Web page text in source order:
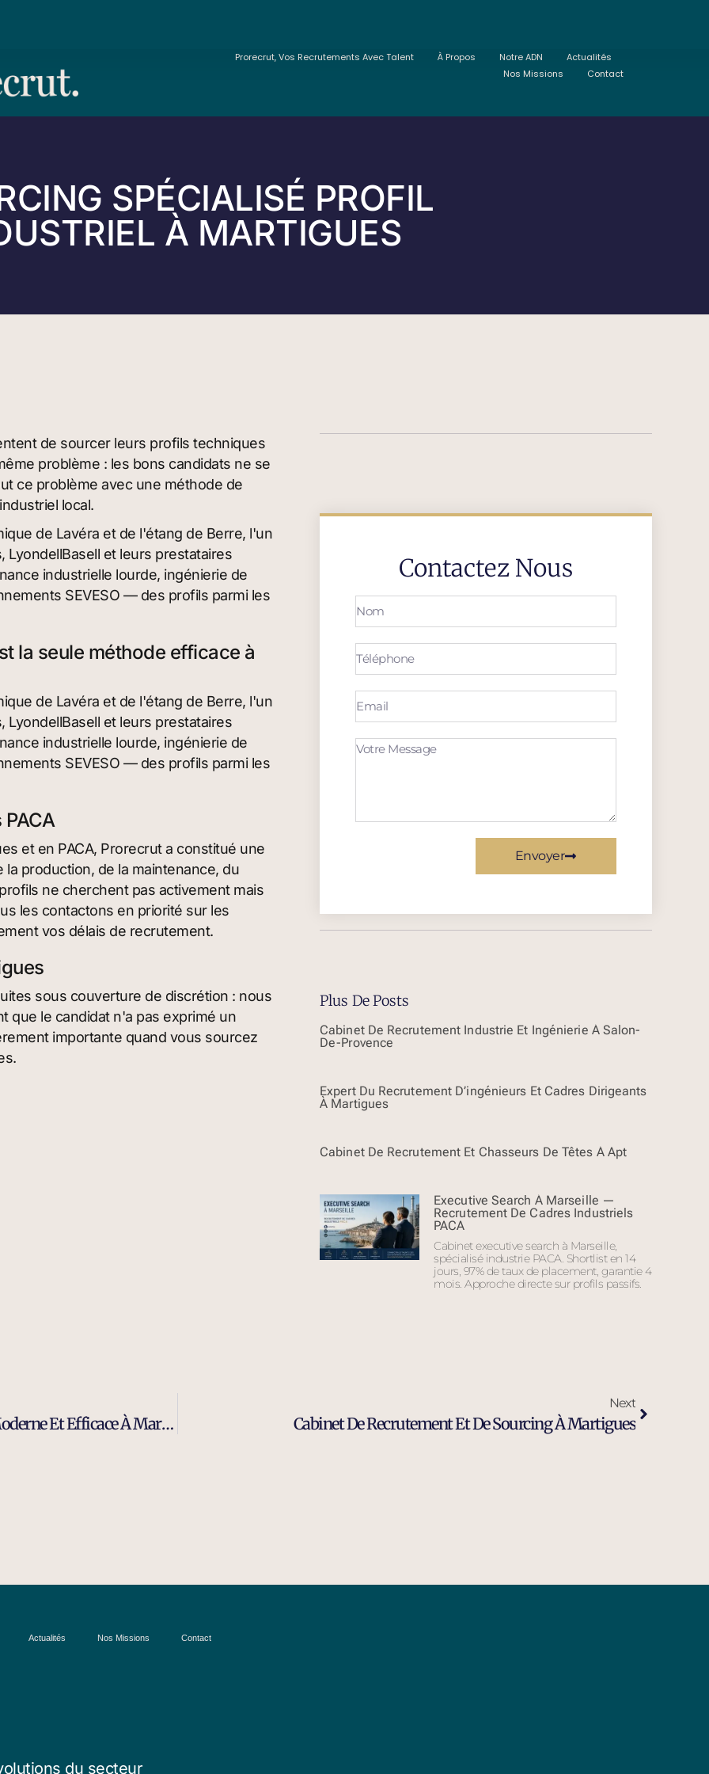
Prorecrut, Vos Recrutements Avec Talent À Propos Notre ADN
Actualités
Nos Missions
Contact
SPÉCIALISÉ PROFIL
À MARTIGUES
de sourcer leurs profils techniques
problème : les bons candidats ne se
ce problème avec une méthode de
local.
de Lavéra et de l'étang de Berre, l'un
LyondellBasell et leurs prestataires
industrielle lourde, ingénierie de
SEVESO — des profils parmi les
la seule méthode efficace à
de Lavéra et de l'étang de Berre, l'un
LyondellBasell et leurs prestataires
industrielle lourde, ingénierie de
SEVESO — des profils parmi les
et en PACA, Prorecrut a constitué une
production, de la maintenance, du
ne cherchent pas activement mais
les contactons en priorité sur les
vos délais de recrutement.
sous couverture de discrétion : nous
que le candidat n'a pas exprimé un
importante quand vous sourcez
Contactez Nous
Envoyer
Plus De Posts
Cabinet De Recrutement Industrie Et Ingénierie À Salon-
De-Provence
Expert Du Recrutement D’ingénieurs Et Cadres Dirigeants
À Martigues
Cabinet De Recrutement Et Chasseurs De Têtes À Apt
Executive Search À Marseille —
Recrutement De Cadres Industriels
PACA
Cabinet executive search à Marseille,
spécialisé industrie PACA. Shortlist en 14
jours, 97% de taux de placement, garantie 4
mois. Approche directe sur profils passifs.
Avantages D’un Cabinet De Recrutement Moderne Et Efficace À Martigues
Next
Cabinet De Recrutement Et De Sourcing À Martigues
Actualités Nos Missions Contact
du secteur